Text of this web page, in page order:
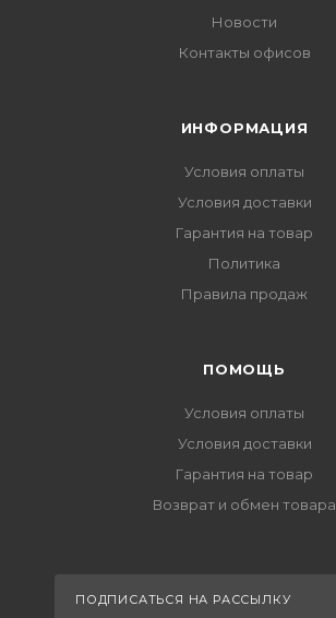
Новости
Контакты офисов
ИНФОРМАЦИЯ
Условия оплаты
Условия доставки
Гарантия на товар
Политика
Правила продаж
ПОМОЩЬ
Условия оплаты
Условия доставки
Гарантия на товар
Возврат и обмен товара
ПОДПИСАТЬСЯ НА РАССЫЛКУ